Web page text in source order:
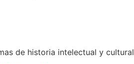
de historia intelectual y cultural